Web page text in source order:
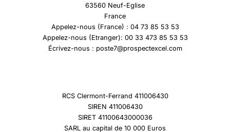
63560 Neuf-Eglise
France
Appelez-nous (France) : 04 73 85 53 53
Appelez-nous (Etranger): 00 33 473 85 53 53
Écrivez-nous : poste7@prospectexcel.com
RCS Clermont-Ferrand 411006430
SIREN 411006430
SIRET 41100643000036
SARL au capital de 10 000 Euros